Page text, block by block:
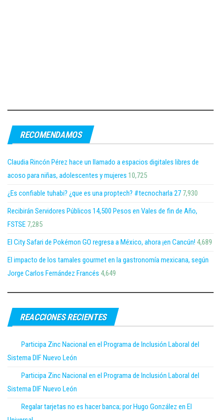
RECOMENDAMOS
Claudia Rincón Pérez hace un llamado a espacios digitales libres de
acoso para niñas, adolescentes y mujeres 10,725
¿Es confiable tuhabi? ¿que es una proptech? #tecnocharla 27 7,930
Recibirán Servidores Públicos 14,500 Pesos en Vales de fin de Año,
FSTSE 7,285
El City Safari de Pokémon GO regresa a México, ahora ¡en Cancún! 4,689
El impacto de los tamales gourmet en la gastronomía mexicana, según
Jorge Carlos Fernández Francés 4,649
REACCIONES RECIENTES
Participa Zinc Nacional en el Programa de Inclusión Laboral del
Sistema DIF Nuevo León
Participa Zinc Nacional en el Programa de Inclusión Laboral del
Sistema DIF Nuevo León
Regalar tarjetas no es hacer banca; por Hugo González en El